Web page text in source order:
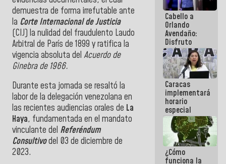
demuestra de forma irrefutable ante
la Corte Internacional de Justicia
(CIJ) la nulidad del fraudulento Laudo
Arbitral de París de 1899 y ratifica la
vigencia absoluta del Acuerdo de
Ginebra de 1966.
Durante esta jornada se resaltó la
labor de la delegación venezolana en
las recientes audiencias orales de La
Haya, fundamentada en el mandato
vinculante del Referéndum
Consultivodel 03 de diciembre de
2023.
en el
Aeropuerto
Internacional
de
Maiquetía
Cabello a
Orlando
Avendaño:
Disfruto
cada vez
que escribes
porque lo
que haces
es
embarrarla
Caracas
implementará
horario
especial
para
adaptarse
al plan de
ahorro
energético
¿Cómo
funciona la